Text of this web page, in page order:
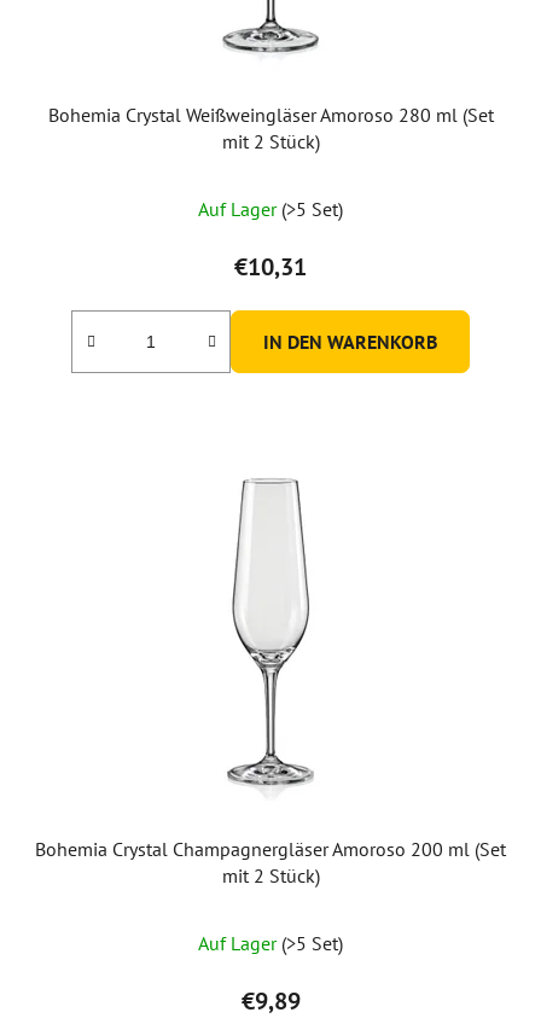
Bohemia Crystal Weißweingläser Amoroso 280 ml (Set
mit 2 Stück)
durchschnittliche
Produktbewertung
ist
5,0
von
Auf Lager (>5 Set)
€10,31
IN DEN WARENKORB
Bohemia Crystal Champagnergläser Amoroso 200 ml (Set
mit 2 Stück)
Auf Lager (>5 Set)
€9,89